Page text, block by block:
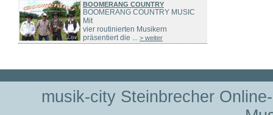
BOOMERANG COUNTRY
BOOMERANG COUNTRY MUSIC
Mit
vier routinierten Musikern
präsentiert die ... > weiter
musik-city Steinbrecher